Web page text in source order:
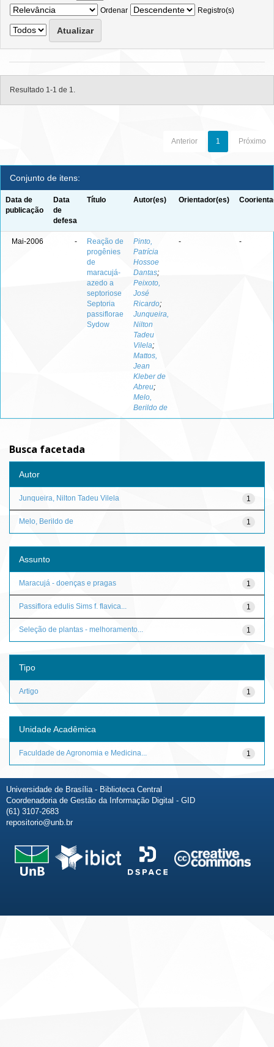
Ordenar
Registro(s)
Resultado 1-1 de 1.
Anterior 1 Próximo
Conjunto de itens:
Data de
publicação
Data
de
defesa
Título Autor(es) Orientador(es)
Mai-2006 -
Reação de
progênies
de
maracujá-
azedo a
septoriose
Septoria
passiflorae
Sydow
Pinto,
Patrícia
Hossoe
Dantas;
Peixoto,
José
Ricardo;
Junqueira,
Nilton
Tadeu
Vilela;
Mattos,
Jean
Kleber de
Abreu;
Melo,
Berildo de
- -
Busca facetada
Autor
1
Junqueira, Nilton Tadeu Vilela
1
Melo, Berildo de
Assunto
1
Maracujá - doenças e pragas
1
Passiflora edulis Sims f. flavica...
1
Seleção de plantas - melhoramento...
Tipo
1
Artigo
Unidade Acadêmica
1
Faculdade de Agronomia e Medicina...
Universidade de Brasília - Biblioteca Central
Coordenadoria de Gestão da Informação Digital - GID
(61) 3107-2683
repositorio@unb.br